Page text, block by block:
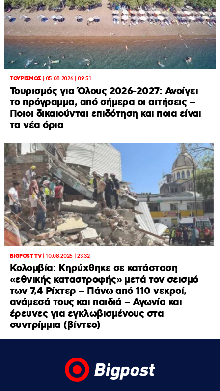
ΤΟΥΡΙΣΜΟΣ| 05.08.2026 | 09:51
Τουρισμός για Όλους 2026-2027: Ανοίγει
το πρόγραμμα, από σήμερα οι αιτήσεις –
Ποιοι δικαιούνται επιδότηση και ποια είναι
τα νέα όρια
BIGPOST TV|10.08.2026 | 23:32
Κολομβία: Κηρύχθηκε σε κατάσταση
«εθνικής καταστροφής» μετά τον σεισμό
των 7,4 Ρίχτερ – Πάνω από 110 νεκροί,
ανάμεσά τους και παιδιά – Αγωνία και
έρευνες για εγκλωβισμένους στα
συντρίμμια (βίντεο)